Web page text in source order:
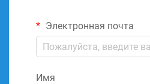
Электронная почта
Имя